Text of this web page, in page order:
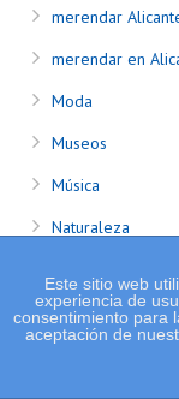
merendar
merendar en
Moda
Museos
Música
Naturaleza
Noticias
Este sitio web
experiencia de
consentimiento para
aceptación de